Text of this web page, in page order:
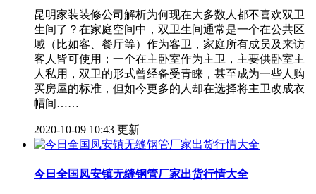
昆明家装装修公司解析为何现在大多数人都不喜欢双卫
生间了？在家庭空间中，双卫生间通常是一个在公共区
域（比如客、餐厅等）作为客卫，家庭所有成员及来访
客人皆可使用；一个在主卧室作为主卫，主要供卧室主
人私用，双卫的形式曾经备受青睐，甚至成为一些人购
买房屋的标准，但如今更多的人却在选择将主卫改成衣
帽间……
2020-10-09 10:43 更新
今日全国凤安镇无缝钢管厂家出货行情大全